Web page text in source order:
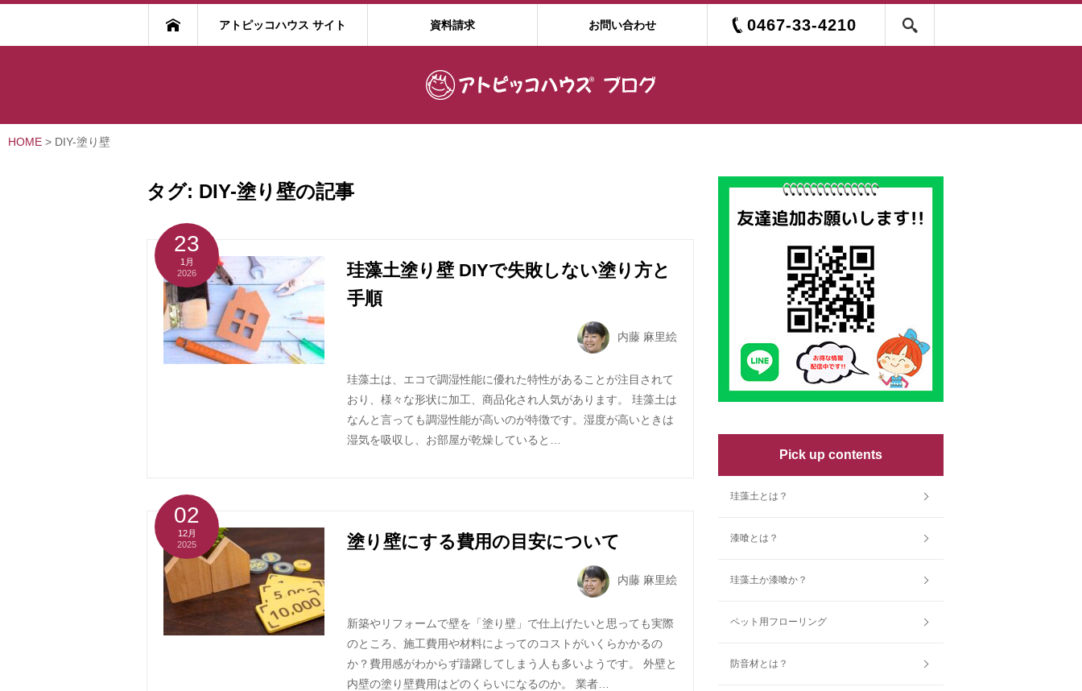
アトピッコハウス サイト 資料請求 お問い合わせ 0467-33-4210
HOME > DIY-塗り壁
タグ: DIY-塗り壁の記事
23
1月
2026
珪藻土塗り壁 DIYで失敗しない塗り方と
手順
内藤 麻里絵
珪藻土は、エコで調湿性能に優れた特性があることが注目されて
おり、様々な形状に加工、商品化され人気があります。 珪藻土は
なんと言っても調湿性能が高いのが特徴です。湿度が高いときは
湿気を吸収し、お部屋が乾燥していると…
02
12月
2025
塗り壁にする費用の目安について
内藤 麻里絵
新築やリフォームで壁を「塗り壁」で仕上げたいと思っても実際
のところ、施工費用や材料によってのコストがいくらかかるの
か？費用感がわからず躊躇してしまう人も多いようです。 外壁と
内壁の塗り壁費用はどのくらいになるのか。 業者…
Pick up contents
珪藻土とは？
漆喰とは？
珪藻土か漆喰か？
ペット用フローリング
防音材とは？